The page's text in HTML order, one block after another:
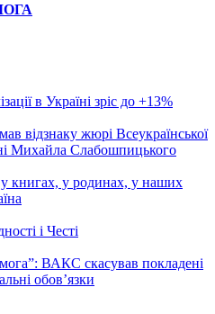
в Україні зріс до +13%
відзнаку жюрі Всеукраїнської
Михайла Слабошпицького
книгах, у родинах, у наших
і Честі
ВАКС скасував покладені
обов’язки